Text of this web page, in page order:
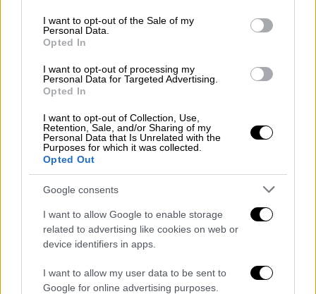
consent section.
I want to opt-out of the Sale of my
Personal Data.
Opted In
I want to opt-out of processing my
Personal Data for Targeted Advertising.
Opted In
I want to opt-out of Collection, Use,
Retention, Sale, and/or Sharing of my
Personal Data that Is Unrelated with the
Purposes for which it was collected.
Opted Out
Google consents
I want to allow Google to enable storage
related to advertising like cookies on web or
device identifiers in apps.
I want to allow my user data to be sent to
Google for online advertising purposes.
Ουκρανία και να αποσύρει τα στρατεύματά
του», δήλωσε ο Σολτς, του οποίου η χώρα
Την Κυριακή, ο Ουκρανός πρόεδρος
με τους ομολόγους του των ΗΠΑ
Τζο
Μπάιντενκαι της ΓαλλίαςΕμανουέλ Μακρόν
για να προετοιμάσουν αυτή τη σύνοδο της
G7 καθώς και τη διάσκεψη του Παρισιού.
Σύμφωνα με το Ελιζέ, «αρχηγοί κρατών,
αρχηγοί κυβερνήσεων, υπουργοί» 47 χωρών,
όπως και ο γενικός γραμματέας του ΟΗΕ
Αντόνιο Γκουτέρες θα συμμετάσχουν σε
αυτή τη διεθνή συνάντηση.